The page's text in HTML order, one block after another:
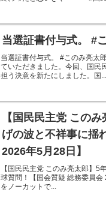
当選証書付与式。 #
当選証書付与式。 #このみ亮太
ていただきました。今回、国民
担う決意を新たにしました。国...
【国民民主党 この
げの波と不祥事に揺
2026年5月28日】
【国民民主党 このみ亮太郎】
球質問！【国会質疑 総務委員
をノーカットで...